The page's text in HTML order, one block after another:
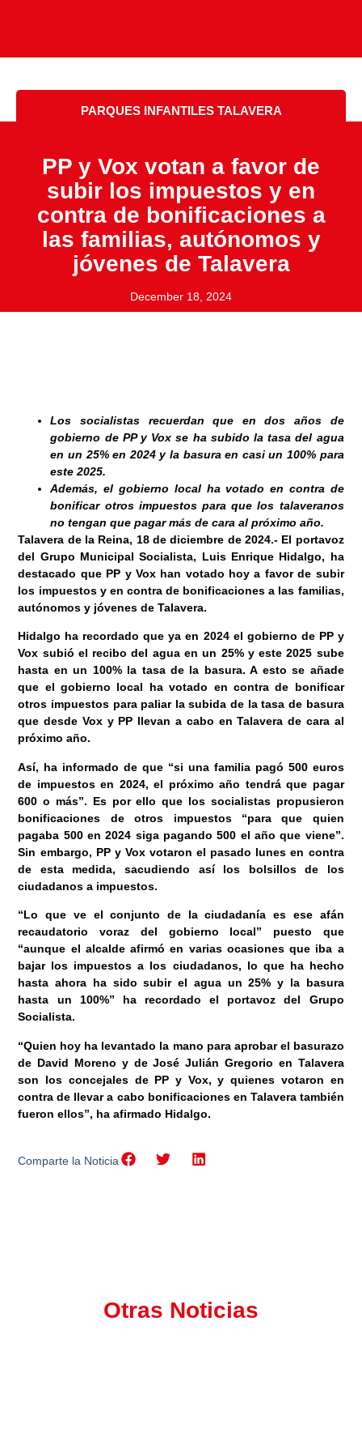
PARQUES INFANTILES TALAVERA
PP y Vox votan a favor de
subir los impuestos y en
contra de bonificaciones a
las familias, autónomos y
jóvenes de Talavera
December 18, 2024
Los socialistas recuerdan que en dos años de
gobierno de PP y Vox se ha subido la tasa del agua
en un 25% en 2024 y la basura en casi un 100% para
este 2025.
Además, el gobierno local ha votado en contra de
bonificar otros impuestos para que los talaveranos
no tengan que pagar más de cara al próximo año.
Talavera de la Reina, 18 de diciembre de 2024.- El portavoz
del Grupo Municipal Socialista, Luis Enrique Hidalgo, ha
destacado que PP y Vox han votado hoy a favor de subir
los impuestos y en contra de bonificaciones a las familias,
autónomos y jóvenes de Talavera.
Hidalgo ha recordado que ya en 2024 el gobierno de PP y
Vox subió el recibo del agua en un 25% y este 2025 sube
hasta en un 100% la tasa de la basura. A esto se añade
que el gobierno local ha votado en contra de bonificar
otros impuestos para paliar la subida de la tasa de basura
que desde Vox y PP llevan a cabo en Talavera de cara al
próximo año.
Así, ha informado de que “si una familia pagó 500 euros
de impuestos en 2024, el próximo año tendrá que pagar
600 o más”. Es por ello que los socialistas propusieron
bonificaciones de otros impuestos “para que quien
pagaba 500 en 2024 siga pagando 500 el año que viene”.
Sin embargo, PP y Vox votaron el pasado lunes en contra
de esta medida, sacudiendo así los bolsillos de los
ciudadanos a impuestos.
“Lo que ve el conjunto de la ciudadanía es ese afán
recaudatorio voraz del gobierno local” puesto que
“aunque el alcalde afirmó en varias ocasiones que iba a
bajar los impuestos a los ciudadanos, lo que ha hecho
hasta ahora ha sido subir el agua un 25% y la basura
hasta un 100%” ha recordado el portavoz del Grupo
Socialista.
“Quien hoy ha levantado la mano para aprobar el basurazo
de David Moreno y de José Julián Gregorio en Talavera
son los concejales de PP y Vox, y quienes votaron en
contra de llevar a cabo bonificaciones en Talavera también
fueron ellos”, ha afirmado Hidalgo.
Comparte la Noticia
Otras Noticias